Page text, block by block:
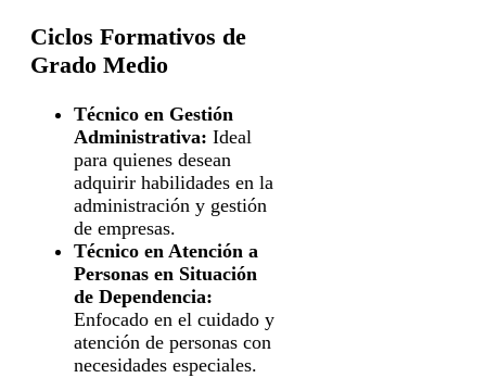
Ciclos Formativos de
Grado Medio
Técnico en Gestión
Administrativa: Ideal
para quienes desean
adquirir habilidades en la
administración y gestión
de empresas.
Técnico en Atención a
Personas en Situación
de Dependencia:
Enfocado en el cuidado y
atención de personas con
necesidades especiales.